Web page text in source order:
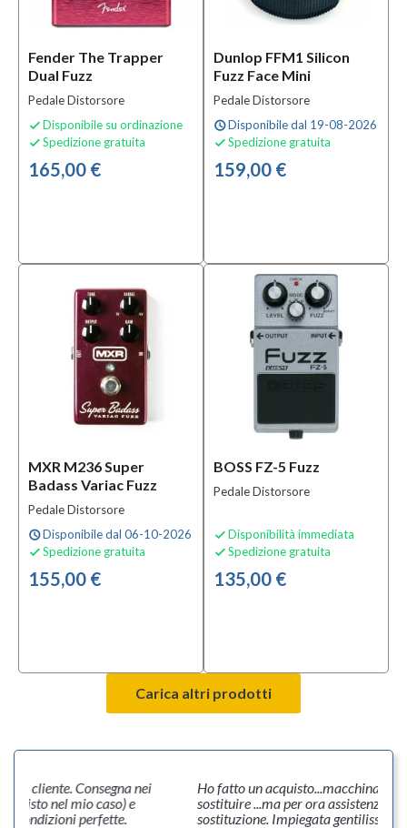
Fender The Trapper
Dual Fuzz
Pedale Distorsore
 Disponibile su ordinazione
 Spedizione gratuita
165,00 €
Dunlop FFM1 Silicon
Fuzz Face Mini
Pedale Distorsore
scheduleDisponibile dal 19-08-2026
 Spedizione gratuita
159,00 €
MXR M236 Super
Badass Variac Fuzz
Pedale Distorsore
scheduleDisponibile dal 06-10-2026
 Spedizione gratuita
155,00 €
BOSS FZ-5 Fuzz
Pedale Distorsore
 Disponibilità immediata
 Spedizione gratuita
135,00 €
Carica altri prodotti
nei
e
Ho fatto un acquisto...macchina fumo, purtroppo è
sostituire ...ma per ora assistenza ottima. Aspetto la
sostituzione. Impiegata gentilissima.